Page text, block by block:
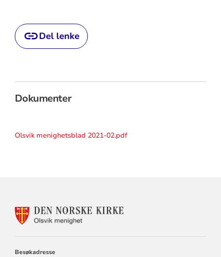
Del lenke
Dokumenter
Olsvik menighetsblad 2021-02.pdf
KONTAKTINFORMASJON
Besøkadresse